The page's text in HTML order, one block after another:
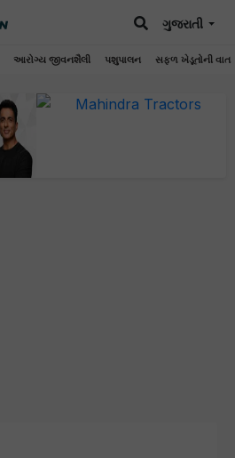
આરોગ્ય જીવનશૈલી પશુપાલન સફળ ખેડૂતોની વાત
ગુજરાતી